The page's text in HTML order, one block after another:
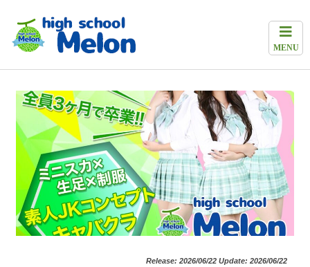
MENU
Release: 2026/06/22 Update: 2026/06/22